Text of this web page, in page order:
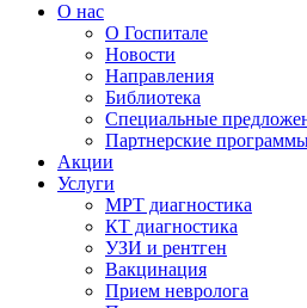
О нас
О Госпитале
Новости
Направления
Библиотека
Специальные
Партнерские
Акции
Услуги
МРТ диагностика
КТ диагностика
УЗИ и рентген
Вакцинация
Прием невролога